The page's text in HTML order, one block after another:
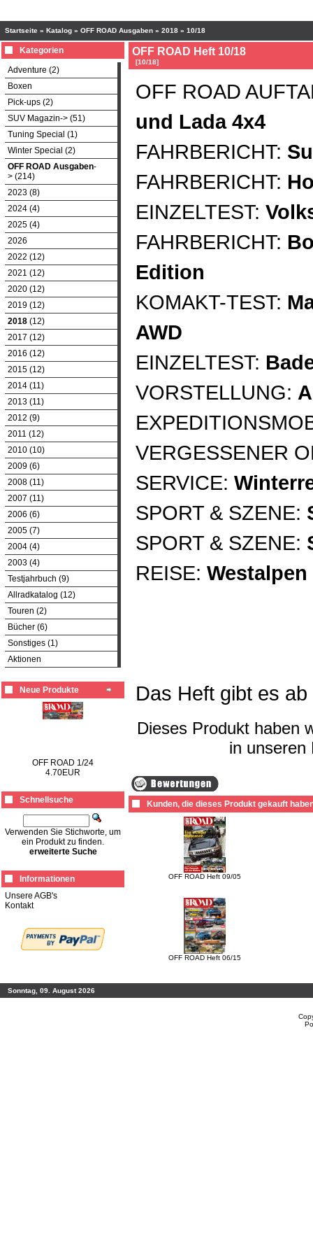
Startseite » Katalog » OFF ROAD Ausgaben » 2018 » 10/18
Kategorien
Adventure (2)
Boxen
Pick-ups (2)
SUV Magazin-> (51)
Tuning Special (1)
Winter Special (2)
OFF ROAD Ausgaben-
> (214)
2023 (8)
2024 (4)
2025 (4)
2026
2022 (12)
2021 (12)
2020 (12)
2019 (12)
2018 (12)
2017 (12)
2016 (12)
2015 (12)
2014 (11)
2013 (11)
2012 (9)
2011 (12)
2010 (10)
2009 (6)
2008 (11)
2007 (11)
2006 (6)
2005 (7)
2004 (4)
2003 (4)
Testjahrbuch (9)
Allradkatalog (12)
Touren (2)
Bücher (6)
Sonstiges (1)
Aktionen
Neue Produkte
OFF ROAD 1/24
4.70EUR
Schnellsuche
Verwenden Sie Stichworte, um
ein Produkt zu finden.
erweiterte Suche
Informationen
Unsere AGB's
Kontakt
OFF ROAD Heft 10/18
[10/18]
OFF ROAD
und Lada 4x4
FAHRBERICHT:
FAHRBERICHT:
EINZELTEST:
FAHRBERICHT:
Edition
KOMAKT-TEST:
AWD
EINZELTEST:
VORSTELLUNG:
VERGESSENER
SERVICE:
SPORT & SZENE:
SPORT & SZENE:
REISE: Westalpen
Das Heft gibt es
Dieses Produkt haben
in unseren
Kunden, die dieses Produkt gekauft
OFF ROAD Heft 09/05
OFF ROAD Heft 06/15
Sonntag, 09. August 2026